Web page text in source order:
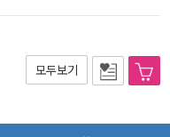
모두보기